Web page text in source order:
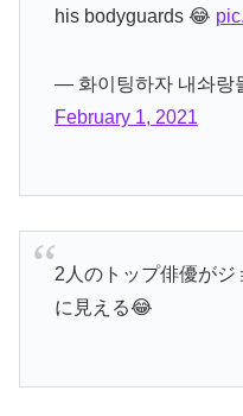
his bodyguards 😂
— 화이팅하자 내솨랑
February 1, 2021
2人のトップ俳優がジ
に見える😂